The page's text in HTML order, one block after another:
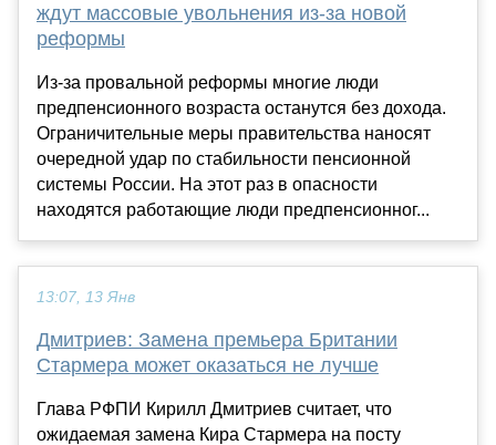
ждут массовые увольнения из-за новой
реформы
Из-за провальной реформы многие люди
предпенсионного возраста останутся без дохода.
Ограничительные меры правительства наносят
очередной удар по стабильности пенсионной
системы России. На этот раз в опасности
находятся работающие люди предпенсионног...
13:07, 13 Янв
Дмитриев: Замена премьера Британии
Стармера может оказаться не лучше
Глава РФПИ Кирилл Дмитриев считает, что
ожидаемая замена Кира Стармера на посту